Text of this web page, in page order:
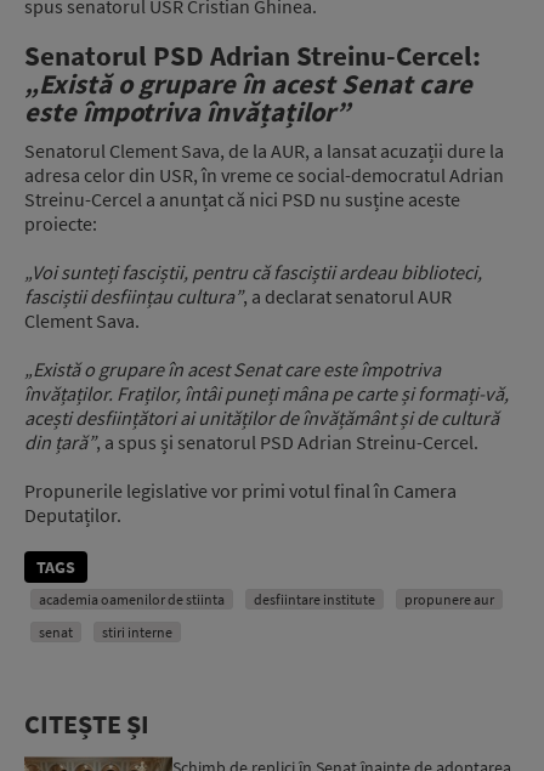
spus senatorul USR Cristian Ghinea.
Senatorul PSD Adrian Streinu-Cercel:
„Există o grupare în acest Senat care
este împotriva învățaților”
Senatorul Clement Sava, de la AUR, a lansat acuzații dure la
adresa celor din USR, în vreme ce social-democratul Adrian
Streinu-Cercel a anunțat că nici PSD nu susține aceste
proiecte:
„Voi sunteți fasciștii, pentru că fasciștii ardeau biblioteci,
fasciștii desființau cultura”, a declarat senatorul AUR
Clement Sava.
„Există o grupare în acest Senat care este împotriva
învățaților. Fraților, întâi puneți mâna pe carte și formați-vă,
acești desființători ai unităților de învățământ și de cultură
din țară”, a spus și senatorul PSD Adrian Streinu-Cercel.
Propunerile legislative vor primi votul final în Camera
Deputaților.
TAGS
academia oamenilor de stiinta desfiintare institute
propunere aur
senat
stiri interne
CITEȘTE ȘI